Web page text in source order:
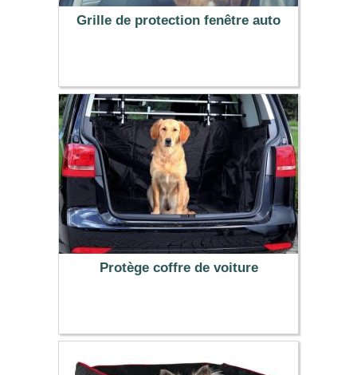
Grille de protection fenêtre auto
4.99 €
Protège coffre de voiture
29.99 €